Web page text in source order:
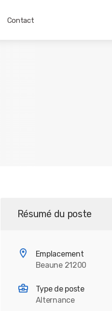
Contact
Résumé du poste
Emplacement
Beaune 21200
Type de poste
Alternance